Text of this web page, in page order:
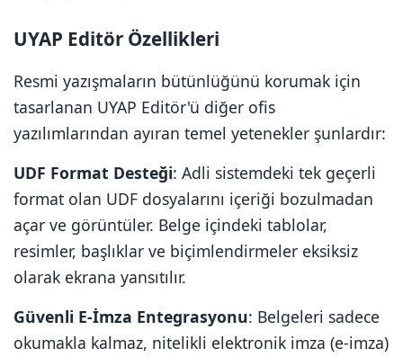
UYAP Editör Özellikleri
Resmi yazışmaların bütünlüğünü korumak için
tasarlanan UYAP Editör'ü diğer ofis
yazılımlarından ayıran temel yetenekler şunlardır:
UDF Format Desteği: Adli sistemdeki tek geçerli
format olan UDF dosyalarını içeriği bozulmadan
açar ve görüntüler. Belge içindeki tablolar,
resimler, başlıklar ve biçimlendirmeler eksiksiz
olarak ekrana yansıtılır.
Güvenli E-İmza Entegrasyonu: Belgeleri sadece
okumakla kalmaz, nitelikli elektronik imza (e-imza)